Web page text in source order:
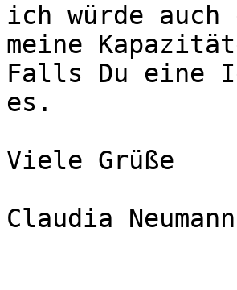
ich würde
meine
Falls Du eine
es.
Viele Grüße
Claudia Neumann